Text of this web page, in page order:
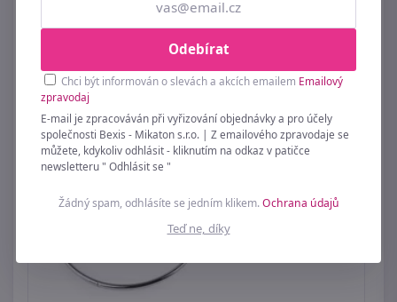
Odebírat
Chci být informován o slevách a akcích emailem Emailový
zpravodaj
E-mail je zpracováván při vyřizování objednávky a pro účely
společnosti Bexis - Mikaton s.r.o. | Z emailového zpravodaje se
můžete, kdykoliv odhlásit - kliknutím na odkaz v patičce
newsletteru " Odhlásit se "
Žádný spam, odhlásíte se jedním klikem.Ochrana údajů
Teď ne, díky